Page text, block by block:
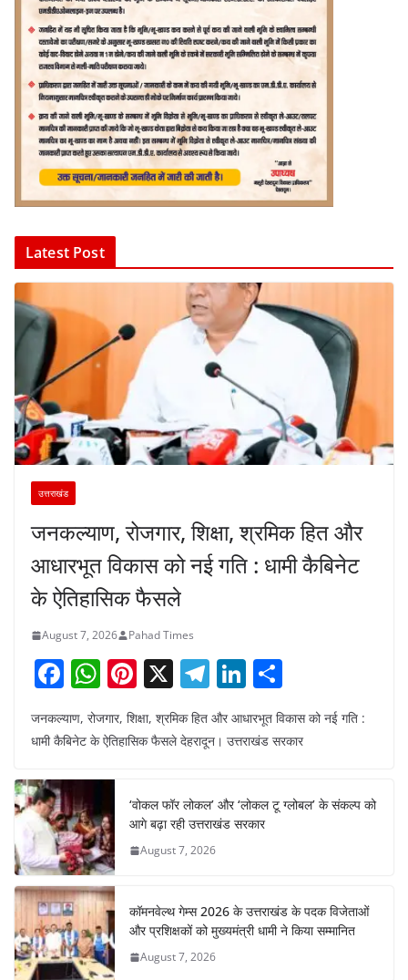
Latest Post
उत्तराखंड
जनकल्याण, रोजगार, शिक्षा, श्रमिक हित और
आधारभूत विकास को नई गति : धामी कैबिनेट
के ऐतिहासिक फैसले
August 7, 2026 Pahad Times
F
c
b
o
o
k
W
at
s
A
p
p
Pi
er
st
X T
el
e
a
m
Li
k
dI
n
h
ar
जनकल्याण, रोजगार, शिक्षा, श्रमिक हित और आधारभूत विकास को नई गति :
धामी कैबिनेट के ऐतिहासिक फैसले देहरादून। उत्तराखंड सरकार
‘वोकल फॉर लोकल’ और ‘लोकल टू ग्लोबल’ के संकल्प को
आगे बढ़ा रही उत्तराखंड सरकार
August 7, 2026
कॉमनवेल्थ गेम्स 2026 के उत्तराखंड के पदक विजेताओं
और प्रशिक्षकों को मुख्यमंत्री धामी ने किया सम्मानित
August 7, 2026